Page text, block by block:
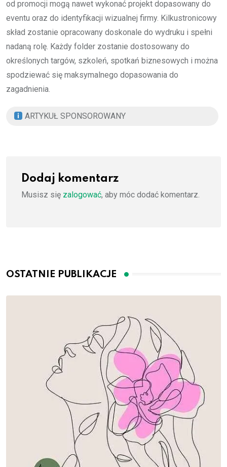
od promocji mogą nawet wykonać projekt dopasowany do
eventu oraz do identyfikacji wizualnej firmy. Kilkustronicowy
skład zostanie opracowany doskonale do wydruku i spełni
nadaną rolę. Każdy folder zostanie dostosowany do
określonych targów, szkoleń, spotkań biznesowych i można
spodziewać się maksymalnego dopasowania do
zagadnienia.
ARTYKUŁ SPONSOROWANY
Dodaj komentarz
Musisz się zalogować, aby móc dodać komentarz.
OSTATNIE PUBLIKACJE